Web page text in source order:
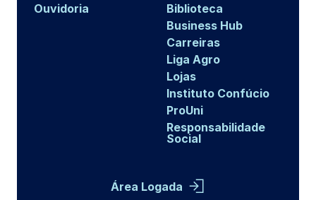
Ouvidoria
Biblioteca
Business Hub
Carreiras
Liga Agro
Lojas
Instituto Confúcio
ProUni
Responsabilidade
Social
Área Logada